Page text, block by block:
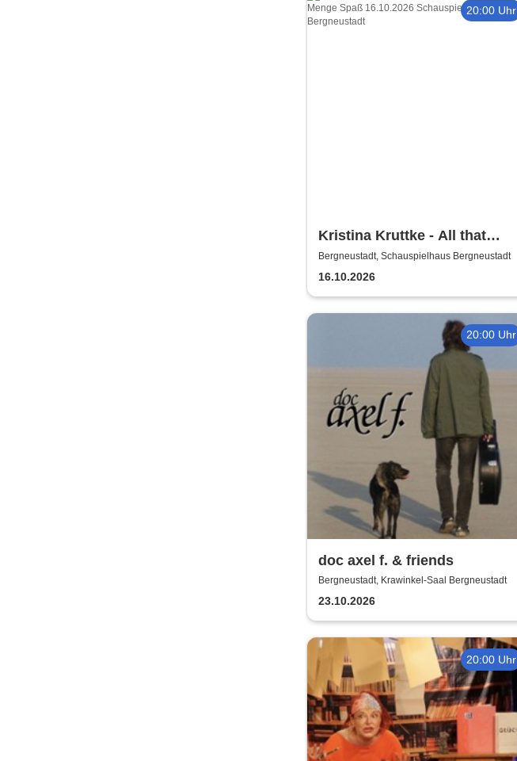
20:00 Uhr
Kristina Kruttke - All that
Jaazz!
Bergneustadt, Schauspielhaus Bergneustadt
16.10.2026
20:00 Uhr
doc axel f. & friends
Bergneustadt, Krawinkel-Saal Bergneustadt
23.10.2026
20:00 Uhr